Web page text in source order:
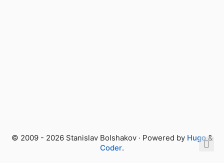
© 2009 - 2026 Stanislav Bolshakov · Powered by Hugo&
Coder.